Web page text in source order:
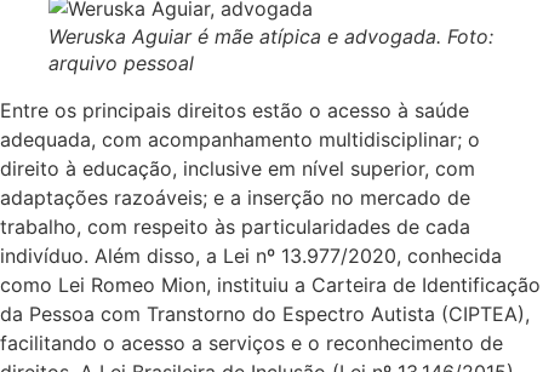
Weruska Aguiar é mãe atípica e advogada. Foto:
arquivo pessoal
Entre os principais direitos estão o acesso à saúde
adequada, com acompanhamento multidisciplinar; o
direito à educação, inclusive em nível superior, com
adaptações razoáveis; e a inserção no mercado de
trabalho, com respeito às particularidades de cada
indivíduo. Além disso, a Lei nº 13.977/2020, conhecida
como Lei Romeo Mion, instituiu a Carteira de Identificação
da Pessoa com Transtorno do Espectro Autista (CIPTEA),
facilitando o acesso a serviços e o reconhecimento de